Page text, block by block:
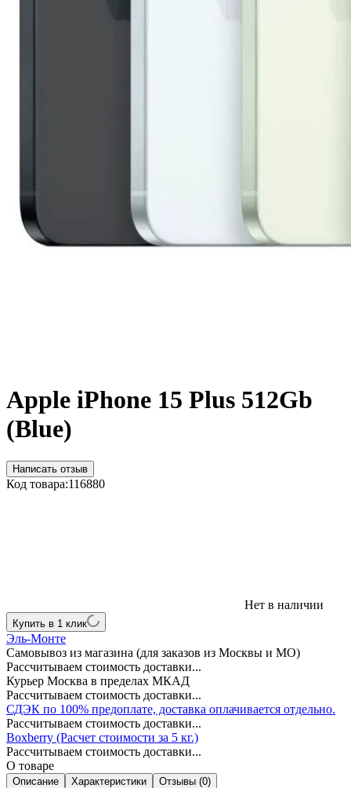
Apple iPhone 15 Plus 512Gb
(Blue)
Написать отзыв
Код товара:116880
Нет в наличии
Купить в 1 клик
Эль-Монте
Самовывоз из магазина (для заказов из Москвы и МО)
Рассчитываем стоимость доставки...
Курьер Москва в пределах МКАД
Рассчитываем стоимость доставки...
СДЭК по 100% предоплате, доставка оплачивается отдельно.
Рассчитываем стоимость доставки...
Boxberry (Расчет стоимости за 5 кг.)
Рассчитываем стоимость доставки...
О товаре
Описание Характеристики Отзывы (0)